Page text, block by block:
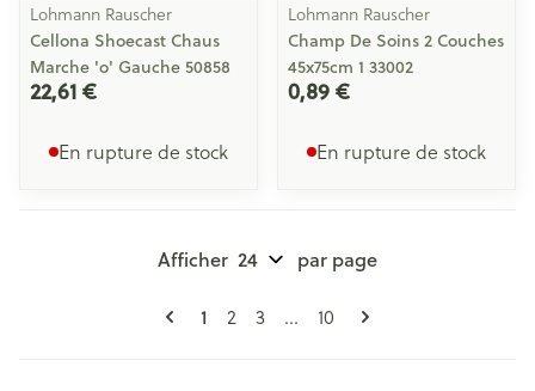
Lohmann Rauscher
Cellona Shoecast Chaus
Marche 'o' Gauche 50858
22,61 €
En rupture de stock
Lohmann Rauscher
Champ De Soins 2 Couches
45x75cm 1 33002
0,89 €
En rupture de stock
Vous lisez actuellement la page
1 Page
2 Page
3 ... Page
10
Afficher par page